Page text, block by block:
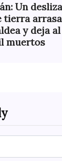
Un
tierra
y deja
muertos